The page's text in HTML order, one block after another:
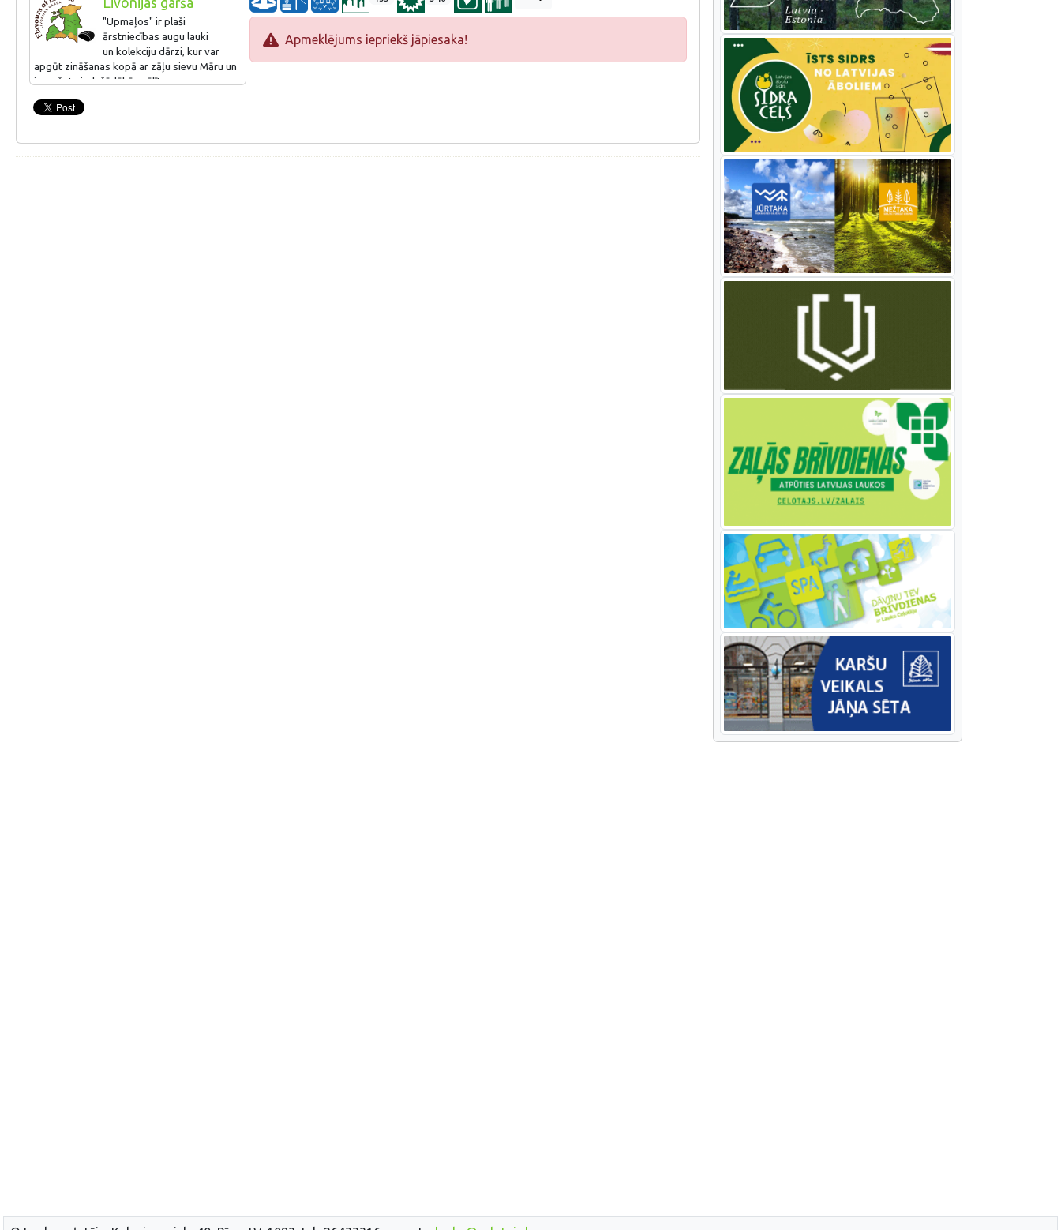
Livonijas garša
"Upmaļos" ir plaši
ārstniecības augu lauki
un kolekciju dārzi, kur var
apgūt zināšanas kopā ar zāļu sievu Māru un
izgaršot visdažādākās zālītes, ogas un
daudzveidīgi ārstniecisko un augļu koku
šķirnēm. Upmaļos gatavo arī produktus
skaistumam - "ēdamo" kosmētiku pēc
Apmeklējums iepriekš jāpiesaka!